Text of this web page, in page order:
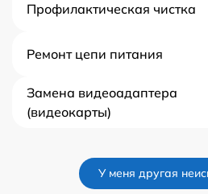
Профилактическая чистка
Ремонт цепи питания
Замена видеоадаптера
(видеокарты)
У меня другая